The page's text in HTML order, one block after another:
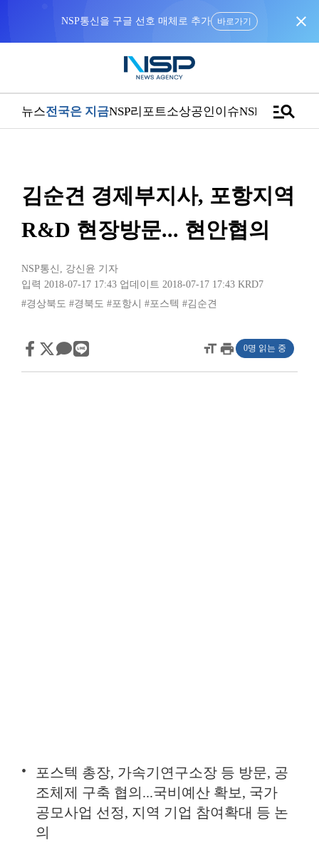
NSP통신을 구글 선호 매체로 추가 바로가기 close
뉴스전국은 지금NSP리포트소상공인이슈NSPTVmanage_search
김순견 경제부지사, 포항지역
R&D 현장방문... 현안협의
NSP통신 , 강신윤 기자
입력 2018-07-17 17:43 업데이트 2018-07-17 17:43 KRD7
#경상북도 #경북도 #포항시 #포스텍 #김순견
format_sizeprint 0명 읽는 중
포스텍 총장, 가속기연구소장 등 방문, 공
조체제 구축 협의...국비예산 확보, 국가
공모사업 선정, 지역 기업 참여확대 등 논
의